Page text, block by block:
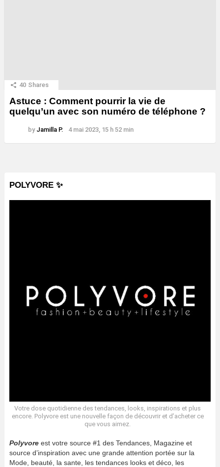
40 Shares
Astuce : Comment pourrir la vie de
quelqu’un avec son numéro de téléphone ?
by Jamilla P. 4 mai 2023, 15 h 52 min
POLYVORE ✨
Votre dose quotidienne des tendances, looks, inspirations et plus
encore. Polyvore est une nouvelle façon de découvrir et d’acheter ce
que vous aimez.
Polyvore est votre source #1 des Tendances, Magazine et
source d’inspiration avec une grande attention portée sur la
Mode, beauté, la sante, les tendances looks et déco, les